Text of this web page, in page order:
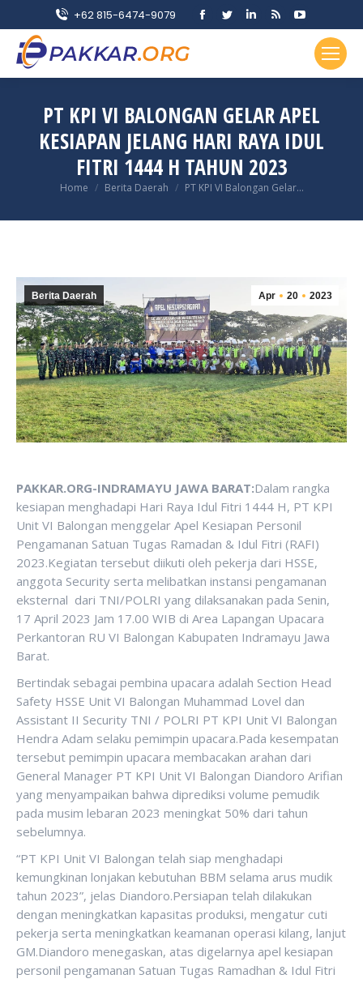
+62 815-6474-9079
Facebook
in
window
Twitter
in
window
Linkedin
in
window
Rss
opens
in
window
YouTube
page
opens
in
window
PT KPI VI BALONGAN GELAR APEL
KESIAPAN JELANG HARI RAYA IDUL
FITRI 1444 H TAHUN 2023
You are here:
Home Berita Daerah PT KPI VI Balongan Gelar…
Apr 20 2023
Berita Daerah
PAKKAR.ORG-INDRAMAYU JAWA BARAT:Dalam rangka
kesiapan menghadapi Hari Raya Idul Fitri 1444 H, PT KPI
Unit VI Balongan menggelar Apel Kesiapan Personil
Pengamanan Satuan Tugas Ramadan & Idul Fitri (RAFI)
2023.Kegiatan tersebut diikuti oleh pekerja dari HSSE,
anggota Security serta melibatkan instansi pengamanan
eksternal dari TNI/POLRI yang dilaksanakan pada Senin,
17 April 2023 Jam 17.00 WIB di Area Lapangan Upacara
Perkantoran RU VI Balongan Kabupaten Indramayu Jawa
Barat.
Bertindak sebagai pembina upacara adalah Section Head
Safety HSSE Unit VI Balongan Muhammad Lovel dan
Assistant II Security TNI / POLRI PT KPI Unit VI Balongan
Hendra Adam selaku pemimpin upacara.Pada kesempatan
tersebut pemimpin upacara membacakan arahan dari
General Manager PT KPI Unit VI Balongan Diandoro Arifian
yang menyampaikan bahwa diprediksi volume pemudik
pada musim lebaran 2023 meningkat 50% dari tahun
sebelumnya.
“PT KPI Unit VI Balongan telah siap menghadapi
kemungkinan lonjakan kebutuhan BBM selama arus mudik
tahun 2023”, jelas Diandoro.Persiapan telah dilakukan
dengan meningkatkan kapasitas produksi, mengatur cuti
pekerja serta meningkatkan keamanan operasi kilang, lanjut
GM.Diandoro menegaskan, atas digelarnya apel kesiapan
personil pengamanan Satuan Tugas Ramadhan & Idul Fitri